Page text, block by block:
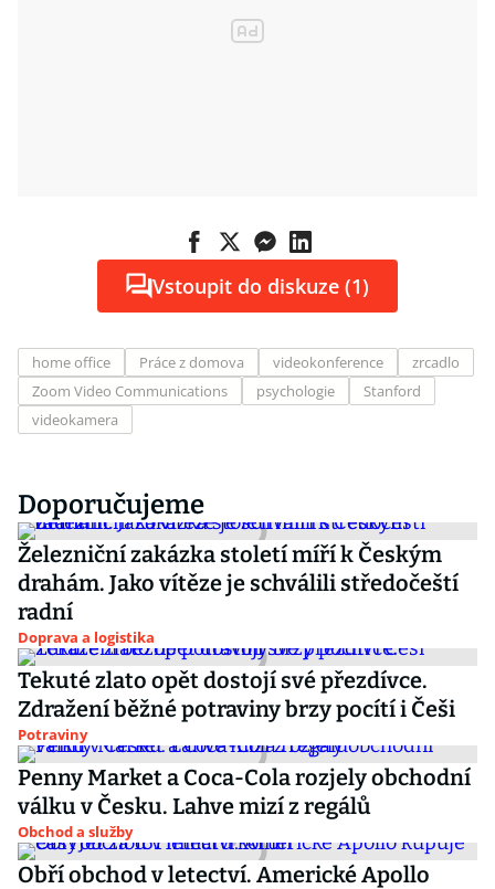
Vstoupit do diskuze (1)
home office Práce z domova videokonference
zrcadlo
Zoom Video Communications
psychologie
Stanford
videokamera
Doporučujeme
Železniční zakázka století míří k Českým
drahám. Jako vítěze je schválili středočeští
radní
Doprava a logistika
Tekuté zlato opět dostojí své přezdívce.
Zdražení běžné potraviny brzy pocítí i Češi
Potraviny
Penny Market a Coca-Cola rozjely obchodní
válku v Česku. Lahve mizí z regálů
Obchod a služby
Obří obchod v letectví. Americké Apollo